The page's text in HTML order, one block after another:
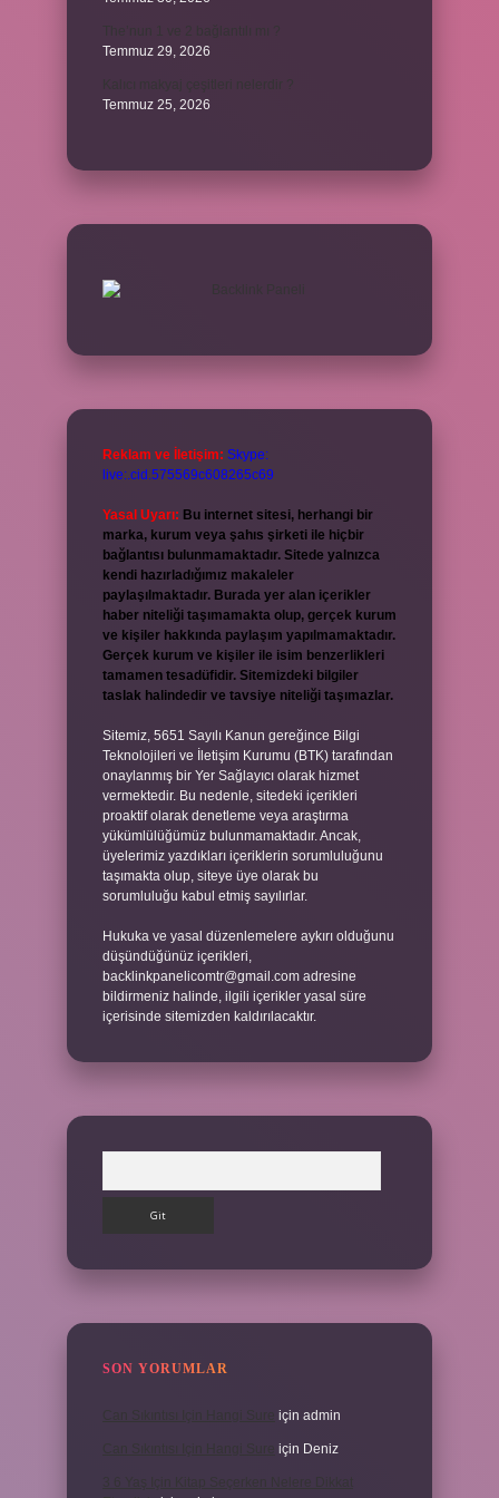
Temmuz 29, 2026
Temmuz 25, 2026
Reklam ve İletişim: Skype:
live:.cid.575569c608265c69
Yasal Uyarı: Bu internet sitesi, herhangi bir
marka, kurum veya şahıs şirketi ile hiçbir
bağlantısı bulunmamaktadır. Sitede yalnızca
kendi hazırladığımız makaleler
paylaşılmaktadır. Burada yer alan içerikler
haber niteliği taşımamakta olup, gerçek kurum
ve kişiler hakkında paylaşım yapılmamaktadır.
Gerçek kurum ve kişiler ile isim benzerlikleri
tamamen tesadüfidir. Sitemizdeki bilgiler
taslak halindedir ve tavsiye niteliği taşımazlar.
Sitemiz, 5651 Sayılı Kanun gereğince Bilgi
Teknolojileri ve İletişim Kurumu (BTK) tarafından
onaylanmış bir Yer Sağlayıcı olarak hizmet
vermektedir. Bu nedenle, sitedeki içerikleri
proaktif olarak denetleme veya araştırma
yükümlülüğümüz bulunmamaktadır. Ancak,
üyelerimiz yazdıkları içeriklerin sorumluluğunu
taşımakta olup, siteye üye olarak bu
sorumluluğu kabul etmiş sayılırlar.
Hukuka ve yasal düzenlemelere aykırı olduğunu
düşündüğünüz içerikleri,
backlinkpanelicomtr@gmail.com adresine
bildirmeniz halinde, ilgili içerikler yasal süre
içerisinde sitemizden kaldırılacaktır.
SON YORUMLAR
için admin
için Deniz